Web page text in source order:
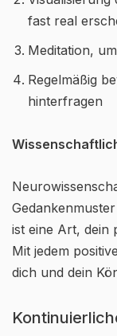
fast real
Meditation,
Regelmäßig
hinterfragen
ist eine Art, dein
Mit jedem
dich und dein